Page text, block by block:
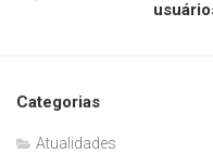
Categorias
Atualidades